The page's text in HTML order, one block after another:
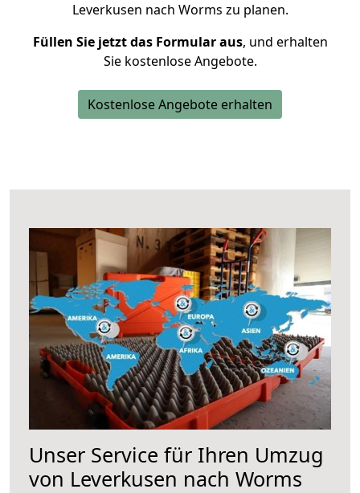
Leverkusen nach Worms zu planen.
Füllen Sie jetzt das Formular aus, und erhalten
Sie kostenlose Angebote.
Kostenlose Angebote erhalten
Unser Service für Ihren Umzug
von Leverkusen nach Worms